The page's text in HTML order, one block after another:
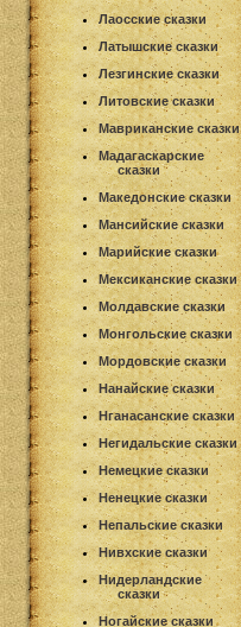
Лаосские сказки
Латышские сказки
Лезгинские сказки
Литовские сказки
Мавриканские сказки
Мадагаскарские
сказки
Македонские сказки
Мансийские сказки
Марийские сказки
Мексиканские сказки
Молдавские сказки
Монгольские сказки
Мордовские сказки
Нанайские сказки
Нганасанские сказки
Негидальские сказки
Немецкие сказки
Ненецкие сказки
Непальские сказки
Нивхские сказки
Нидерландские
сказки
Ногайские сказки